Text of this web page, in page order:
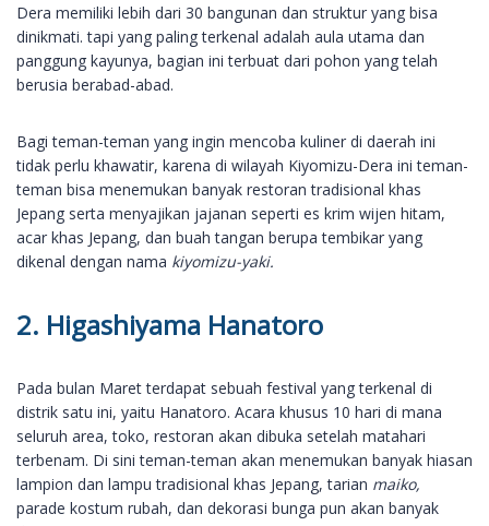
Dera memiliki lebih dari 30 bangunan dan struktur yang bisa
dinikmati. tapi yang paling terkenal adalah aula utama dan
panggung kayunya, bagian ini terbuat dari pohon yang telah
berusia berabad-abad.
Bagi teman-teman yang ingin mencoba kuliner di daerah ini
tidak perlu khawatir, karena di wilayah Kiyomizu-Dera ini teman-
teman bisa menemukan banyak restoran tradisional khas
Jepang serta menyajikan jajanan seperti es krim wijen hitam,
acar khas Jepang, dan buah tangan berupa tembikar yang
dikenal dengan nama kiyomizu-yaki.
2. Higashiyama Hanatoro
Pada bulan Maret terdapat sebuah festival yang terkenal di
distrik satu ini, yaitu Hanatoro. Acara khusus 10 hari di mana
seluruh area, toko, restoran akan dibuka setelah matahari
terbenam. Di sini teman-teman akan menemukan banyak hiasan
lampion dan lampu tradisional khas Jepang, tarian maiko,
parade kostum rubah, dan dekorasi bunga pun akan banyak